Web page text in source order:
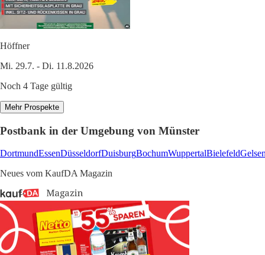
Höffner
Mi. 29.7. - Di. 11.8.2026
Noch 4 Tage gültig
Mehr Prospekte
Postbank in der Umgebung von Münster
DortmundEssenDüsseldorfDuisburgBochumWuppertalBielefeld
Neues vom KaufDA Magazin